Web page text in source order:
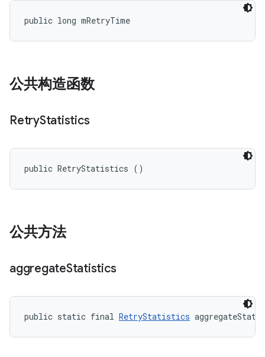
public long mRetryTime
公共构造函数
RetryStatistics
public RetryStatistics ()
公共方法
aggregateStatistics
public static final RetryStatistics